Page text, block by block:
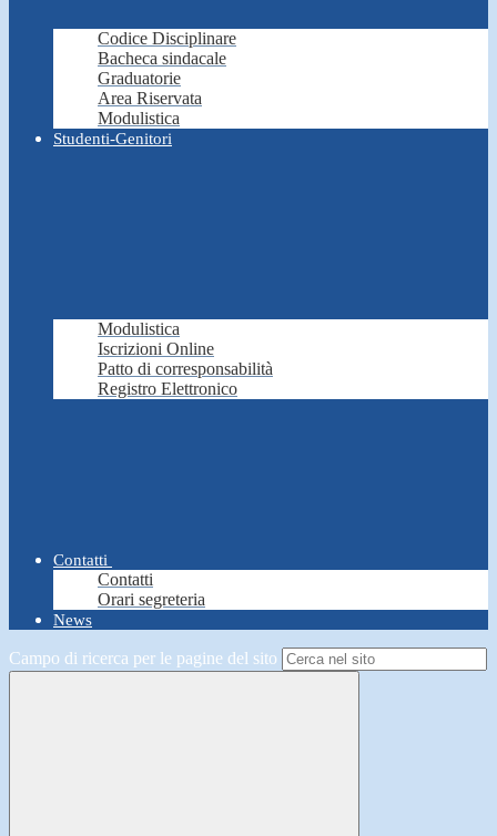
Codice Disciplinare
Bacheca sindacale
Graduatorie
Area Riservata
Modulistica
Studenti-Genitori
Modulistica
Iscrizioni Online
Patto di corresponsabilità
Registro Elettronico
Contatti
Contatti
Orari segreteria
News
Campo di ricerca per le pagine del sito